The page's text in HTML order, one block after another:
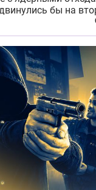
бы на
блогерам,
бы выйти
штата